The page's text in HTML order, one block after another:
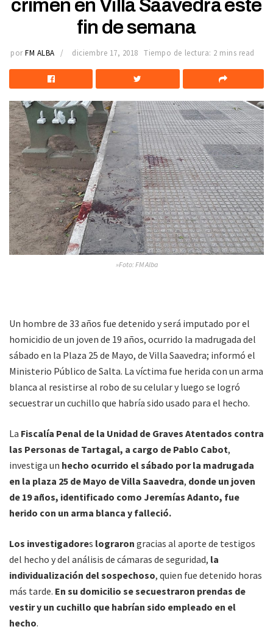
crimen en Villa Saavedra este
fin de semana
por FM ALBA diciembre 17, 2018 Tiempo de lectura: 2 mins read
»Foto: FM Alba
Un hombre de 33 años fue detenido y será imputado por el
homicidio de un joven de 19 años, ocurrido la madrugada del
sábado en la Plaza 25 de Mayo, de Villa Saavedra; informó el
Ministerio Público de Salta. La víctima fue herida con un arma
blanca al resistirse al robo de su celular y luego se logró
secuestrar un cuchillo que habría sido usado para el hecho.
La Fiscalía Penal de la Unidad de Graves Atentados contra
las Personas de Tartagal, a cargo de Pablo Cabot,
investiga un hecho ocurrido el sábado por la madrugada
en la plaza 25 de Mayo de Villa Saavedra, donde un joven
de 19 años, identificado como Jeremías Adanto, fue
herido con un arma blanca y falleció.
Los investigadores lograron gracias al aporte de testigos
del hecho y del análisis de cámaras de seguridad, la
individualización del sospechoso, quien fue detenido horas
más tarde. En su domicilio se secuestraron prendas de
vestir y un cuchillo que habrían sido empleado en el
hecho.